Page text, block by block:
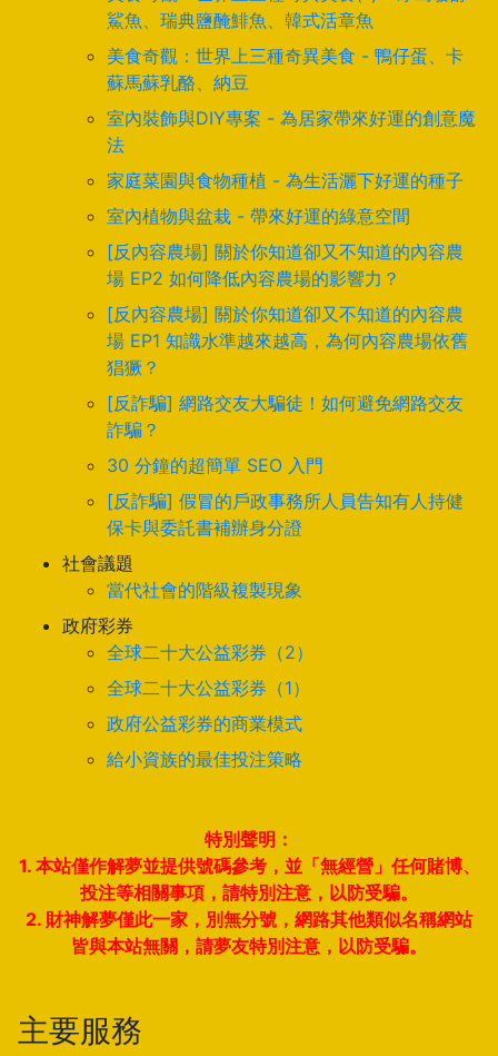
鯊魚、瑞典鹽醃鯡魚、韓式活章魚
美食奇觀：世界上三種奇異美食 - 鴨仔蛋、卡
蘇馬蘇乳酪、納豆
室內裝飾與DIY專案 - 為居家帶來好運的創意魔
法
家庭菜園與食物種植 - 為生活灑下好運的種子
室內植物與盆栽 - 帶來好運的綠意空間
[反內容農場] 關於你知道卻又不知道的內容農
場 EP2 如何降低內容農場的影響力？
[反內容農場] 關於你知道卻又不知道的內容農
場 EP1 知識水準越來越高，為何內容農場依舊
猖獗？
[反詐騙] 網路交友大騙徒！如何避免網路交友
詐騙？
30 分鐘的超簡單 SEO 入門
[反詐騙] 假冒的戶政事務所人員告知有人持健
保卡與委託書補辦身分證
社會議題
當代社會的階級複製現象
政府彩券
全球二十大公益彩券（2）
全球二十大公益彩券（1）
政府公益彩券的商業模式
給小資族的最佳投注策略
特別聲明：
1. 本站僅作解夢並提供號碼參考，並「無經營」任何賭博、
投注等相關事項，請特別注意，以防受騙。
2. 財神解夢僅此一家，別無分號，網路其他類似名稱網站
皆與本站無關，請夢友特別注意，以防受騙。
主要服務